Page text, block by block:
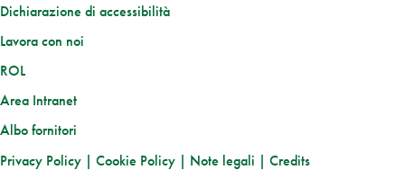
Dichiarazione di accessibilità
Lavora con noi
ROL
Area Intranet
Albo fornitori
Privacy Policy | Cookie Policy | Note legali | Credits